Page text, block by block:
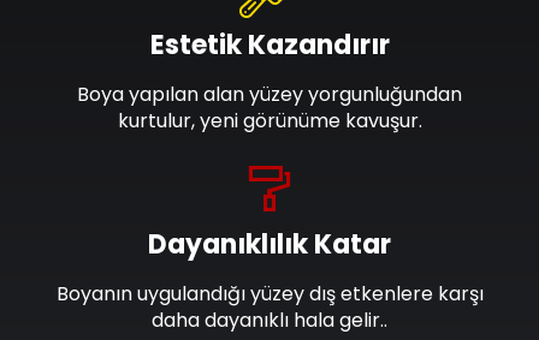
Dayanıklılık Katar
Boyanın uygulandığı yüzey dış etkenlere karşı
daha dayanıklı hala gelir..
Estetik Kazandırır
Boya yapılan alan yüzey yorgunluğundan
kurtulur, yeni görünüme kavuşur.